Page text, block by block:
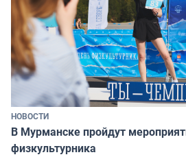
НОВОСТИ
В Мурманске пройдут
физкультурника